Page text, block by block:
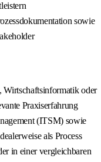
sowie
Wirtschaftsinformatik oder
Praxiserfahrung
(ITSM) sowie
als Process
in einer vergleichbaren